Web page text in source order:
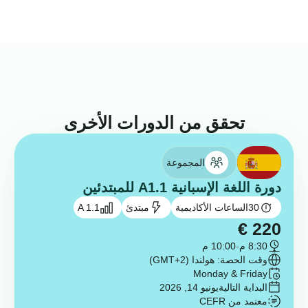
تحقق من الدورات الأخرى
المجموعة
دورة اللغة الإسبانية A1.1 للمبتدئين
30الساعات الأكاديمية مبتدئ A 1.1
€ 220
8:30 م -10:00 م
وقت الحصة: هولندا (GMT+2)
Monday & Friday
البداية التاليةيونيو 14, 2026
معتمد من CEFR